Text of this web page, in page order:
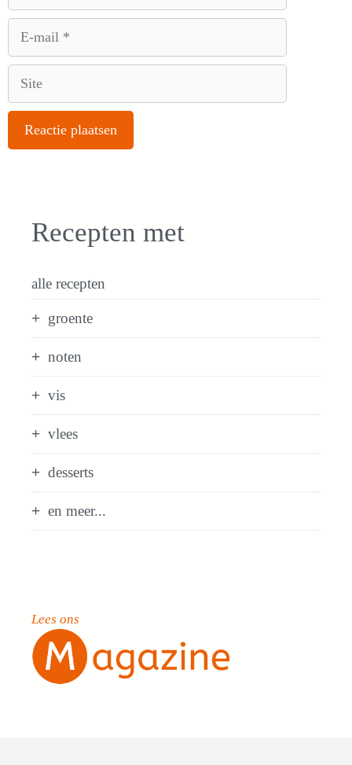
Recepten met
alle recepten
groente
noten
vis
vlees
desserts
en meer...
Lees ons